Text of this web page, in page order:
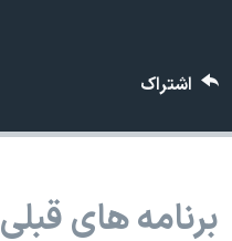
دادگاه حمید نوری
اعتراضات مردمی آبان ۹۸
اشتراک
برنامه های قبلی